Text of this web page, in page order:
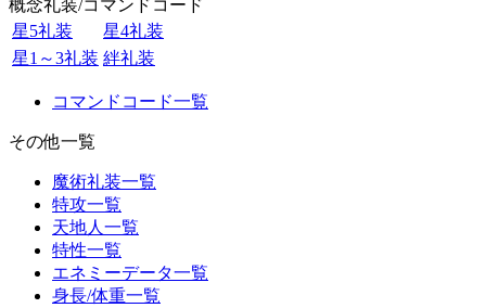
概念礼装/コマンドコード
星5礼装
星4礼装
星1～3礼装 絆礼装
コマンドコード一覧
その他一覧
魔術礼装一覧
特攻一覧
天地人一覧
特性一覧
エネミーデータ一覧
身長/体重一覧